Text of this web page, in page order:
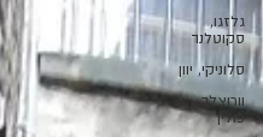
גלזגו,
סקוטלנד
סלוניקי, יוון
וורוצלב,
פולין